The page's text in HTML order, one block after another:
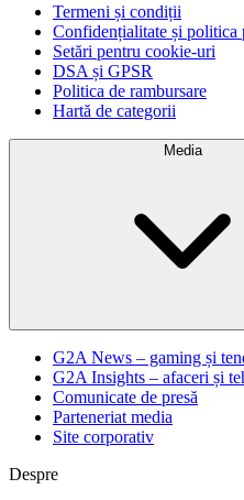
Termeni și condiții
Confidențialitate și
Setări pentru cookie-uri
DSA și GPSR
Politica de rambursare
Hartă de categorii
Media
G2A News – gaming și
G2A Insights – afaceri și
Comunicate de presă
Parteneriat media
Site corporativ
Despre